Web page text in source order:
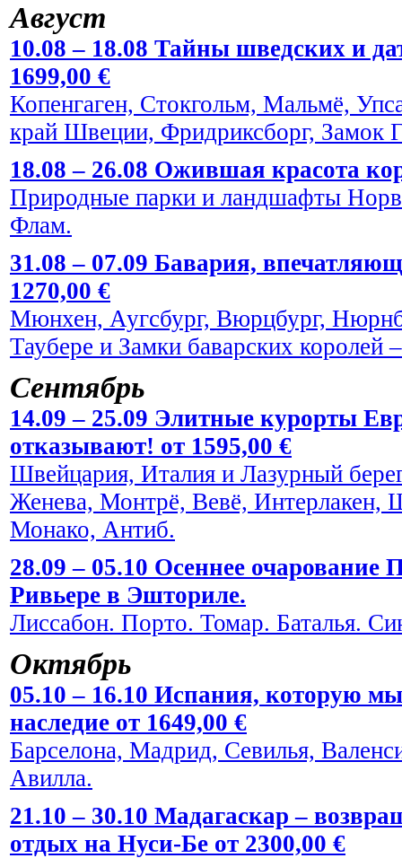
Август
10.08 – 18.08 Тайны шведских и
1699,00 €
Копенгаген, Стокгольм, Мальмё,
край Швеции, Фридриксборг, Замок
18.08 – 26.08 Ожившая красота
Природные парки и ландшафты
Флам.
31.08 – 07.09 Бавария,
1270,00 €
Мюнхен, Аугсбург, Вюрцбург,
Таубере и Замки баварских
Сентябрь
14.09 – 25.09 Элитные курорты
отказывают! от 1595,00 €
Швейцария, Италия и Лазурный
Женева, Монтрё, Вевё,
Монако, Антиб.
28.09 – 05.10 Осеннее
Ривьере в Эшториле.
Лиссабон. Порто. Томар. Баталья.
Октябрь
05.10 – 16.10 Испания, которую
наследие от 1649,00 €
Барселона, Мадрид, Севилья,
Авилла.
21.10 – 30.10 Мадагаскар –
отдых на Нуси-Бе от 2300,00 €